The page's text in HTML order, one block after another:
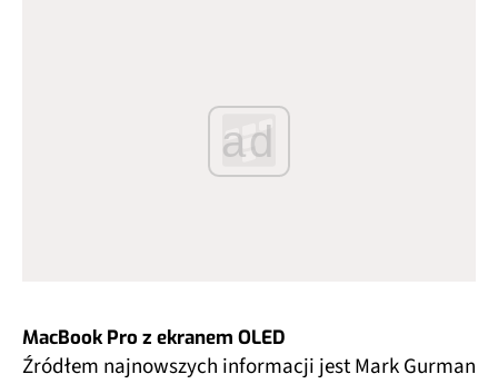
ad
MacBook Pro z ekranem OLED
Źródłem najnowszych informacji jest Mark Gurman